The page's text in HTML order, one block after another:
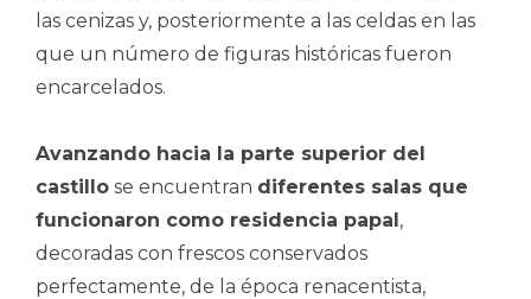
las cenizas y, posteriormente a las celdas en las
que un número de figuras históricas fueron
encarcelados.
Avanzando hacia la parte superior del
castillo se encuentran diferentes salas que
funcionaron como residencia papal,
decoradas con frescos conservados
perfectamente, de la época renacentista,